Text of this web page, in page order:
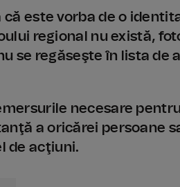
este vorba de o
regional nu există,
se regăseşte în lista de
necesare
a oricărei persoane
de acţiuni.